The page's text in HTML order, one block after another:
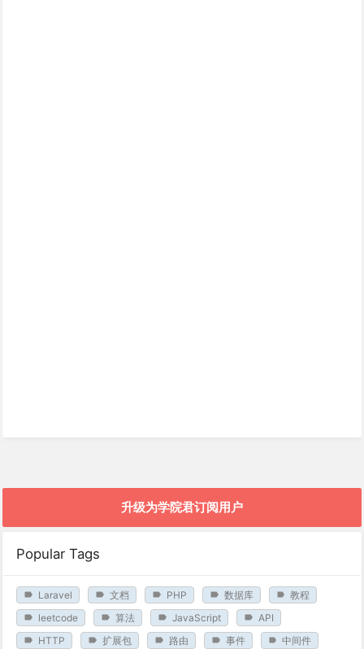
升级为学院君订阅用户
Popular Tags
Laravel 文档 PHP 数据库
教程
leetcode
算法 JavaScript
API
HTTP
扩展包 路由 事件
中间件